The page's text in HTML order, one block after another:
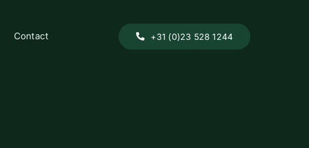
Contact +31 (0)23 528 1244